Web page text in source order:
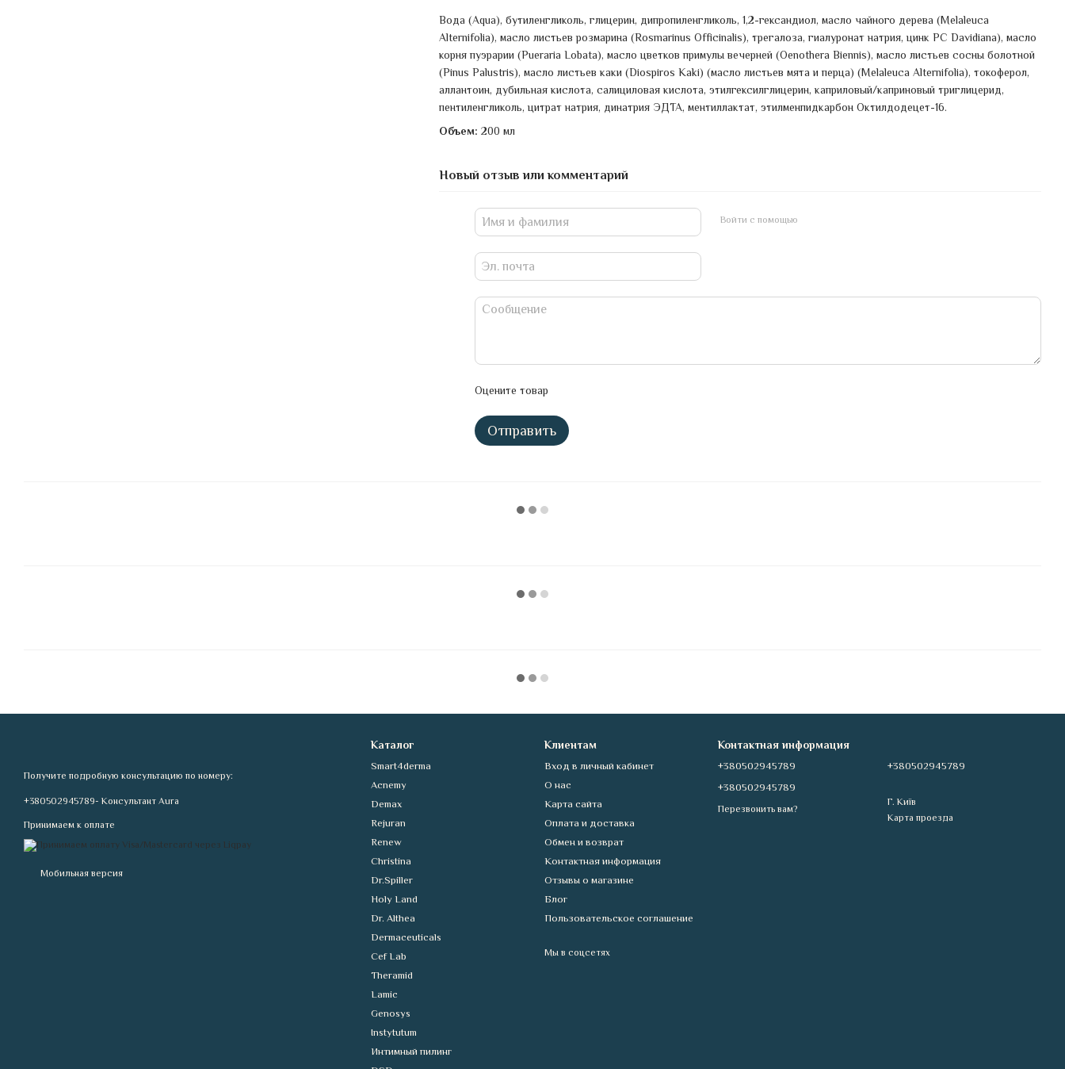
Вода (Aqua), бутиленгликоль, глицерин, дипропиленгликоль, 1,2-гександиол, масло чайного дерева (Melaleuca
Alternifolia), масло листьев розмарина (Rosmarinus Officinalis), трегалоза, гиалуронат натрия, цинк PC Davidiana), масло
корня пуэрарии (Pueraria Lobata), масло цветков примулы вечерней (Oenothera Biennis), масло листьев сосны болотной
(Pinus Palustris), масло листьев каки (Diospiros Kaki) (масло листьев мята и перца) (Melaleuca Alternifolia), токоферол,
аллантоин, дубильная кислота, салициловая кислота, этилгексилглицерин, каприловый/каприновый триглицерид,
пентиленгликоль, цитрат натрия, динатрия ЭДТА, ментиллактат, этилменпидкарбон Октилдодецет-16.
Объем: 200 мл
Новый отзыв или комментарий
Войти с помощью
Оцените товар
Отправить
Получите подробную консультацию по номеру:
+380502945789- Консультант Aura
Принимаем к оплате
Мобильная версия
Каталог
Smart4derma
Acnemy
Demax
Rejuran
Renew
Christina
Dr.Spiller
Holy Land
Dr. Althea
Dermaceuticals
Cef Lab
Theramid
Lamic
Genosys
Instytutum
Интимный пилинг
Клиентам
Вход в личный кабинет
О нас
Карта сайта
Оплата и доставка
Обмен и возврат
Контактная информация
Отзывы о магазине
Блог
Пользовательское соглашение
Мы в соцсетях
Контактная информация
+380502945789
+380502945789
Перезвонить вам?
+380502945789
Г. Київ
Карта проезда